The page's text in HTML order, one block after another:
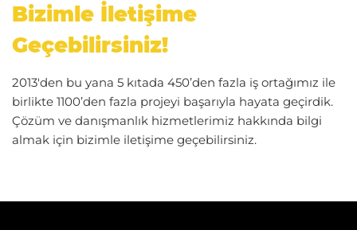
Bizimle İletişime
Geçebilirsiniz!
2013'den bu yana 5 kıtada 450’den fazla iş ortağımız ile
birlikte 1100’den fazla projeyi başarıyla hayata geçirdik.
Çözüm ve danışmanlık hizmetlerimiz hakkında bilgi
almak için bizimle iletişime geçebilirsiniz.